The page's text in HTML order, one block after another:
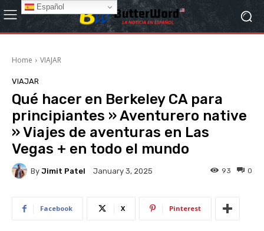
Home VIAJAR
VIAJAR
Qué hacer en Berkeley CA para
principiantes » Aventurero native
» Viajes de aventuras en Las
Vegas + en todo el mundo
By Jimit Patel January 3, 2025 0
93
Facebook X Pinterest
Español